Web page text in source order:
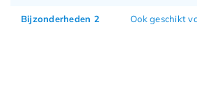
Bijzonderheden 2 Ook geschikt